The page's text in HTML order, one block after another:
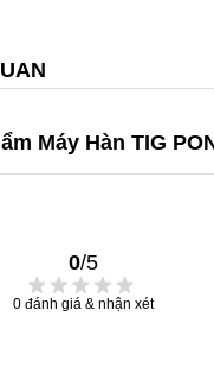
Máy Hàn TIG
0/5
0đánh giá & nhận xét